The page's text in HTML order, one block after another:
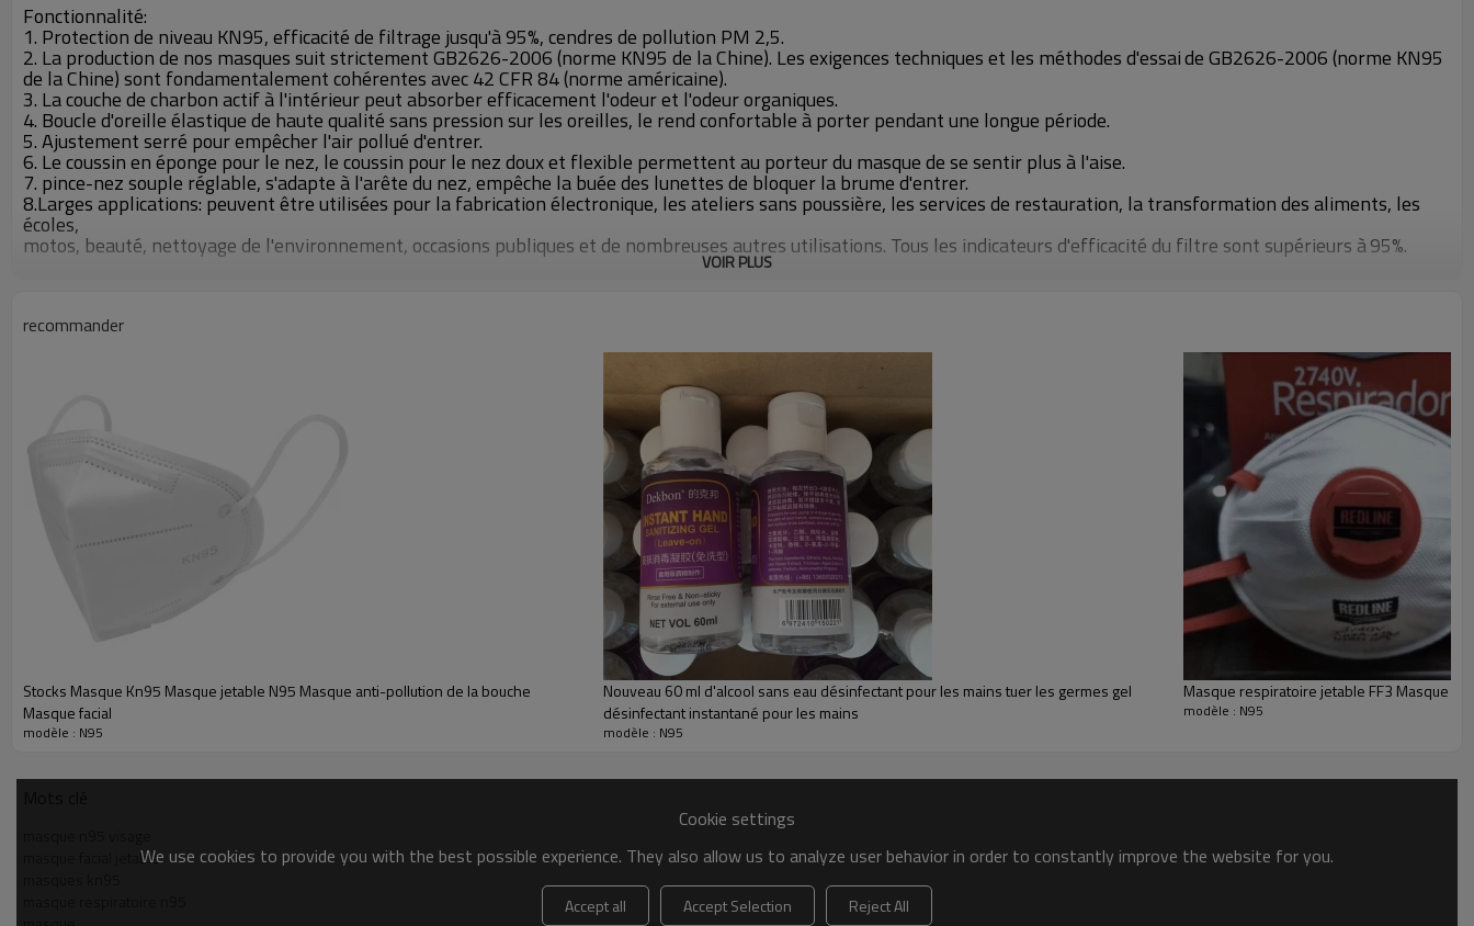
Fonctionnalité:
1. Protection de niveau KN95, efficacité de filtrage jusqu'à 95%, cendres de pollution PM 2,5.
2. La production de nos masques suit strictement GB2626-2006 (norme KN95 de la Chine). Les exigences techniques et les méthodes d'essaide GB2626-2006 (norme KN95
de la Chine) sont fondamentalement cohérentes avec 42 CFR 84 (norme américaine).
3. La couche de charbon actif à l'intérieur peut absorber efficacement l'odeur et l'odeur organiques.
4. Boucle d'oreille élastique de haute qualité sans pression sur les oreilles, le rend confortable à porter pendant une longue période.
5. Ajustement serré pour empêcher l'air pollué d'entrer.
6. Le coussin en éponge pour le nez, le coussin pour le nez doux et flexible permettent au porteur du masque de se sentir plus à l'aise.
7. pince-nez souple réglable, s'adapte à l'arête du nez, empêche la buée des lunettes de bloquer la brume d'entrer.
8.Larges applications: peuvent être utilisées pour la fabrication électronique, les ateliers sans poussière, les services de restauration, la transformation des aliments, les
écoles,
motos, beauté, nettoyage de l'environnement, occasions publiques et de nombreuses autres utilisations. Tous les indicateurs d'efficacité du filtre sont supérieurs à95%.
VOIR PLUS
recommander
Stocks Masque Kn95 Masque jetable N95 Masque anti-pollution de la bouche
Masque facial
modèle : N95
Nouveau 60 ml d'alcool sans eau désinfectant pour les mains tuer les germes gel
désinfectant instantané pour les mains
modèle : N95
Masque respiratoire jetable FF3 Masque
modèle : N95
masque facial jetable
Cookie settings
We use cookies to provide you with the best possible experience. They also allow us to analyze user behavior in order to constantly improve the website for you.
Accept all Accept Selection Reject All